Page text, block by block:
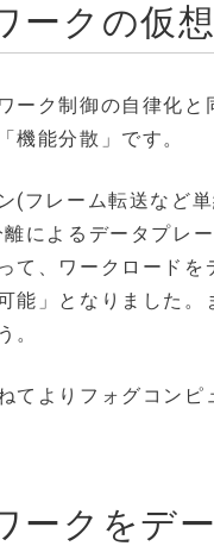
ークの仮
ーク制御の自律化
機能分散」です。
(フレーム転送など
によるデータプレ
て、ワークロード
能」となりました
。
てよりフォグコン
ークをデ